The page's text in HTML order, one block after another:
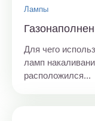
Лампы
Для чего
ламп
расположился...